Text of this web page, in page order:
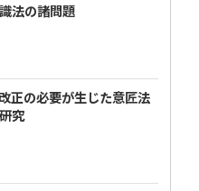
法の諸問題
正の必要が生じた意匠法
究